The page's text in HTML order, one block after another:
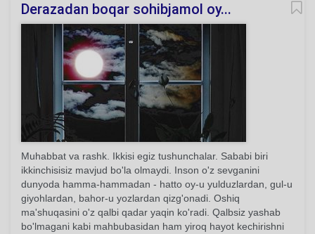
Derazadan boqar sohibjamol oy...
Muhabbat va rashk. Ikkisi egiz tushunchalar. Sababi biri
ikkinchisisiz mavjud bo'la olmaydi. Inson o'z sevganini
dunyoda hamma-hammadan - hatto oy-u yulduzlardan, gul-u
giyohlardan, bahor-u yozlardan qizg'onadi. Oshiq
ma'shuqasini o'z qalbi qadar yaqin ko'radi. Qalbsiz yashab
bo'lmagani kabi mahbubasidan ham yiroq hayot kechirishni